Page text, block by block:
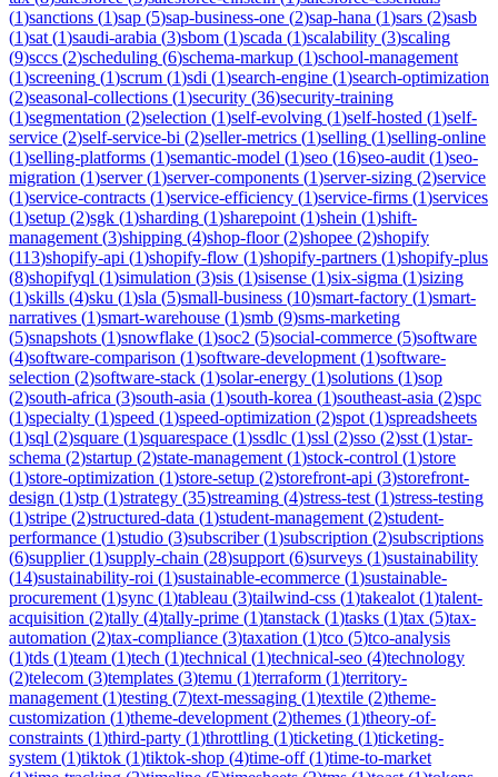
(1)sanctions (1)sap (5)sap-business-one (2)sap-hana (1)sars (2)sasb
(1)sat (1)saudi-arabia (3)sbom (1)scada (1)scalability (3)scaling
(9)sccs (2)scheduling (6)schema-markup (1)school-management
(1)screening (1)scrum (1)sdi (1)search-engine (1)search-optimization
(2)seasonal-collections (1)security (36)security-training
(1)segmentation (2)selection (1)self-evolving (1)self-hosted (1)self-
service (2)self-service-bi (2)seller-metrics (1)selling (1)selling-online
(1)selling-platforms (1)semantic-model (1)seo (16)seo-audit (1)seo-
migration (1)server(1)server-components (1)server-sizing (2)service
(1)service-contracts (1)service-efficiency (1)service-firms (1)services
(1)setup (2)sgk (1)sharding (1)sharepoint (1)shein (1)shift-
management (3)shipping (4)shop-floor(2)shopee (2)shopify
(113)shopify-api (1)shopify-flow (1)shopify-partners (1)shopify-plus
(8)shopifyql (1)simulation (3)sis (1)sisense (1)six-sigma (1)sizing
(1)skills (4)sku (1)sla (5)small-business (10)smart-factory (1)smart-
narratives (1)smart-warehouse (1)smb (9)sms-marketing
(5)snapshots (1)snowflake (1)soc2 (5)social-commerce (5)software
(4)software-comparison (1)software-development (1)software-
selection (2)software-stack (1)solar-energy (1)solutions (1)sop
(2)south-africa (3)south-asia (1)south-korea (1)southeast-asia (2)spc
(1)specialty (1)speed (1)speed-optimization (2)spot (1)spreadsheets
(1)sql (2)square (1)squarespace (1)ssdlc (1)ssl (2)sso (2)sst (1)star-
schema (2)startup (2)state-management (1)stock-control (1)store
(1)store-optimization (1)store-setup (2)storefront-api (3)storefront-
design (1)stp (1)strategy (35)streaming (4)stress-test (1)stress-testing
(1)stripe (2)structured-data (1)student-management (2)student-
performance (1)studio (3)subscriber(1)subscription (2)subscriptions
(6)supplier(1)supply-chain (28)support (6)surveys (1)sustainability
(14)sustainability-roi (1)sustainable-ecommerce (1)sustainable-
procurement (1)sync (1)tableau (3)tailwind-css (1)takealot (1)talent-
acquisition (2)tally (4)tally-prime (1)tanstack (1)tasks (1)tax (5)tax-
automation (2)tax-compliance (3)taxation (1)tco (5)tco-analysis
(1)tds (1)team (1)tech (1)technical (1)technical-seo (4)technology
(2)telecom (3)templates (3)temu (1)terraform (1)territory-
management (1)testing (7)text-messaging (1)textile (2)theme-
customization (1)theme-development (2)themes (1)theory-of-
constraints (1)third-party (1)throttling (1)ticketing (1)ticketing-
system (1)tiktok (1)tiktok-shop (4)time-off(1)time-to-market